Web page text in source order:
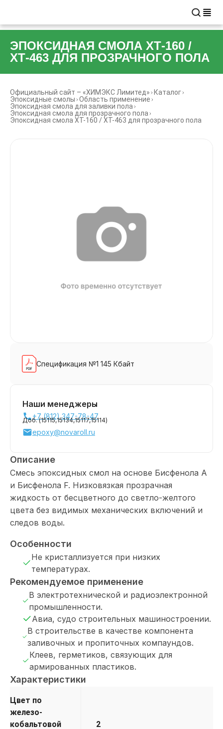
ЭПОКСИДНАЯ СМОЛА ХТ-160 /
ХТ-463 ДЛЯ ПРОЗРАЧНОГО ПОЛА
Официальный сайт – «ХИМЭКС Лимитед»
Каталог
Эпоксидные смолы Область применение
Эпоксидная смола для заливки пола
Эпоксидная смола для прозрачного пола
Эпоксидная смола ХТ-160 / ХТ-463 для прозрачного пола
Спецификация №1 145 Кбайт
Наши менеджеры
+7 (812) 347-78-47
Доб. (15115,15134,15117,15114)
epoxy@novaroll.ru
Описание
Смесь эпоксидных смол на основе Бисфенола А
и Бисфенола F. Низковязкая прозрачная
жидкость от бесцветного до светло-желтого
цвета без видимых механических включений и
следов воды.
Особенности
Не кристаллизуется при низких
температурах.
Рекомендуемое применение
В электротехнической и радиоэлектронной
промышленности.
Авиа, судо строительных машиностроении.
В строительстве в качестве компонента
заливочных и пропиточных компаундов.
Клеев, герметиков, связующих для
армированных пластиков.
Характеристики
Цвет по
железо-
кобальтовой
2